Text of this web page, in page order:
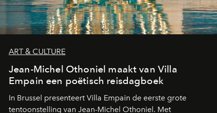
ART & CULTURE
Jean-Michel Othoniel maakt van Villa
Empain een poëtisch reisdagboek
In Brussel presenteert Villa Empain de eerste grote
tentoonstelling van Jean-Michel Othoniel. Met